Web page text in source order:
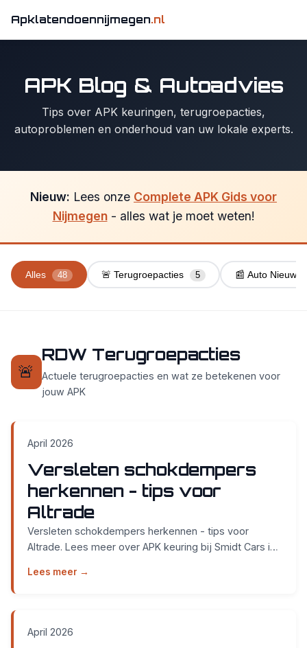
Apklatendoennijmegen.nl
APK Blog & Autoadvies
Tips over APK keuringen, terugroepacties,
autoproblemen en onderhoud van uw lokale experts.
Nieuw: Lees onze Complete APK Gids voor
Nijmegen- alles wat je moet weten!
Alles 48 🚨 Terugroepacties 5 📰 Auto Nieuws
🚨
RDW Terugroepacties
Actuele terugroepacties en wat ze betekenen voor
jouw APK
April 2026
Versleten schokdempers
herkennen - tips voor
Altrade
Versleten schokdempers herkennen - tips voor
Altrade. Lees meer over APK keuring bij Smidt Cars in
Lees meer →
April 2026